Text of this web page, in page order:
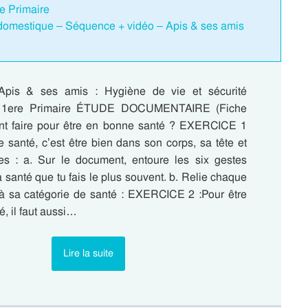
Primaire
– Séquence + vidéo – Apis & ses amis
& ses amis : Hygiène de vie et sécurité
Primaire ÉTUDE DOCUMENTAIRE (Fiche
faire pour être en bonne santé ? EXERCICE 1
santé, c’est être bien dans son corps, sa tête et
: a. Sur le document, entoure les six gestes
santé que tu fais le plus souvent. b. Relie chaque
sa catégorie de santé : EXERCICE 2 :Pour être
il faut aussi…
Lire la suite